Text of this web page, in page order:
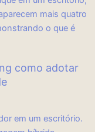
como adotar